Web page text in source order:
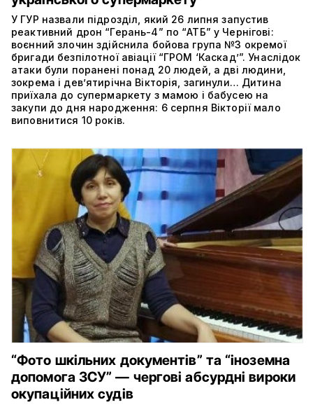
У ГУР назвали підрозділ, який 26 липня запустив
реактивний дрон “Герань-4” по “АТБ” у Чернігові:
воєнний злочин здійснила бойова група №3 окремої
бригади безпілотної авіації “ГРОМ ‘Каскад’”. Унаслідок
атаки були поранені понад 20 людей, а дві людини,
зокрема і дев’ятирічна Вікторія, загинули… Дитина
приїхала до супермаркету з мамою і бабусею на
закупи до дня народження: 6 серпня Вікторії мало
виповнитися 10 років.
“Фото шкільних документів” та “іноземна
допомога ЗСУ” — чергові абсурдні вироки
окупаційних судів